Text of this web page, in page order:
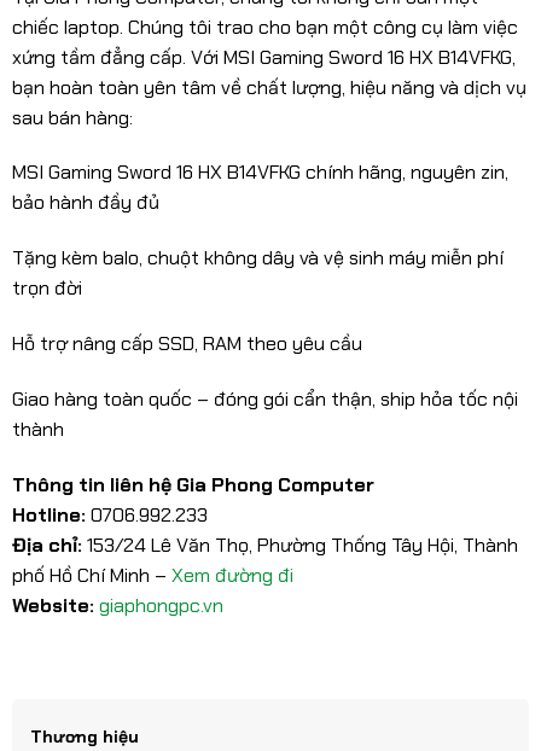
chiếc laptop. Chúng tôi trao cho bạn một công cụ làm việc
xứng tầm đẳng cấp. Với MSI Gaming Sword 16 HX B14VFKG,
bạn hoàn toàn yên tâm về chất lượng, hiệu năng và dịch vụ
sau bán hàng:
MSI Gaming Sword 16 HX B14VFKG chính hãng, nguyên zin,
bảo hành đầy đủ
Tặng kèm balo, chuột không dây và vệ sinh máy miễn phí
trọn đời
Hỗ trợ nâng cấp SSD, RAM theo yêu cầu
Giao hàng toàn quốc – đóng gói cẩn thận, ship hỏa tốc nội
thành
Thông tin liên hệ Gia Phong Computer
Hotline: 0706.992.233
Địa chỉ: 153/24 Lê Văn Thọ, Phường Thống Tây Hội, Thành
phố Hồ Chí Minh – Xem đường đi
Website: giaphongpc.vn
Thương hiệu